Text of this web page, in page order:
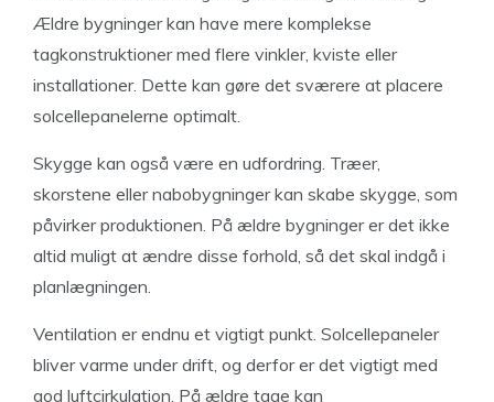
Ældre bygninger kan have mere komplekse
tagkonstruktioner med flere vinkler, kviste eller
installationer. Dette kan gøre det sværere at placere
solcellepanelerne optimalt.
Skygge kan også være en udfordring. Træer,
skorstene eller nabobygninger kan skabe skygge, som
påvirker produktionen. På ældre bygninger er det ikke
altid muligt at ændre disse forhold, så det skal indgå i
planlægningen.
Ventilation er endnu et vigtigt punkt. Solcellepaneler
bliver varme under drift, og derfor er det vigtigt med
god luftcirkulation. På ældre tage kan